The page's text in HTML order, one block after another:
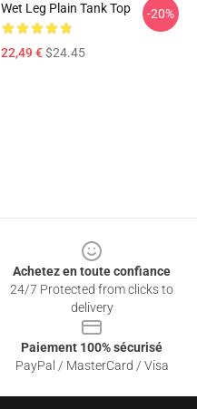
Wet Leg Plain Tank Top
22,49 €$24.45
-20%
Achetez en toute confiance
24/7 Protected from clicks to
delivery
Paiement 100% sécurisé
PayPal / MasterCard / Visa